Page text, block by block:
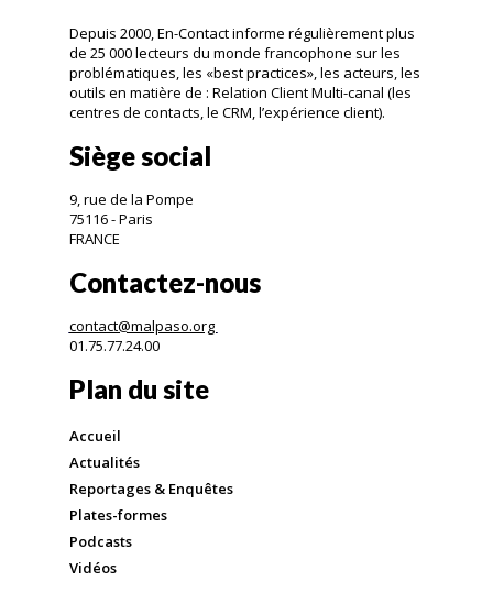
Depuis 2000, En-Contact informe régulièrement plus
de 25 000 lecteurs du monde francophone sur les
problématiques, les «best practices», les acteurs, les
outils en matière de : Relation Client Multi-canal (les
centres de contacts, le CRM, l’expérience client).
Siège social
9, rue de la Pompe
75116 - Paris
FRANCE
Contactez-nous
contact@malpaso.org
01.75.77.24.00
Plan du site
Accueil
Actualités
Reportages & Enquêtes
Plates-formes
Podcasts
Vidéos